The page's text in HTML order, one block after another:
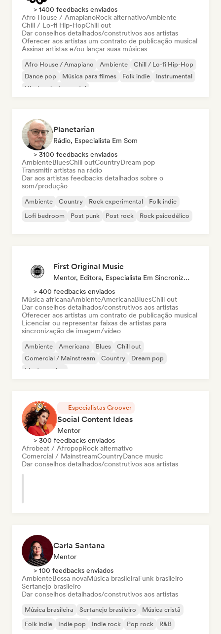
> 1400 feedbacks enviados
Afro House / AmapianoRock alternativoAmbiente
Chill / Lo-fi Hip-HopChill out
Dar conselhos detalhados/construtivos aos artistas
Oferecer aos artistas um contrato de publicação musical
Assinar artistas e/ou lançar suas músicas
Afro House / Amapiano Ambiente
Chill / Lo-fi Hip-Hop
Dance pop
Música para filmes Folk indie
Instrumental
Hip-hop instrumental
Planetarian
Rádio, Especialista Em Som
> 3100 feedbacks enviados
AmbienteBluesChill outCountryDream pop
Transmitir artistas na rádio
Dar aos artistas feedbacks detalhados sobre o
som/produção
Ambiente Country Rock experimental
Folk indie
Lofi bedroom
Post punk Post rock Rock psicodélico
First Original Music
Mentor, Editora, Especialista Em Sincronização
> 400 feedbacks enviados
Música africanaAmbienteAmericanaBluesChill out
Dar conselhos detalhados/construtivos aos artistas
Oferecer aos artistas um contrato de publicação musical
Licenciar ou representar faixas de artistas para
sincronização de imagem/vídeo
Ambiente Americana Blues
Chill out
Comercial / Mainstream
Country
Dream pop
Electro swing
Especialistas Groover
Social Content Ideas
Mentor
> 300 feedbacks enviados
Afrobeat / AfropopRock alternativo
Comercial / MainstreamCountryDance music
Dar conselhos detalhados/construtivos aos artistas
Carla Santana
Mentor
> 100 feedbacks enviados
AmbienteBossa novaMúsica brasileiraFunk brasileiro
Sertanejo brasileiro
Dar conselhos detalhados/construtivos aos artistas
Música brasileira Sertanejo brasileiro
Música cristã
Folk indie
Indie pop Indie rock Pop rock R&B